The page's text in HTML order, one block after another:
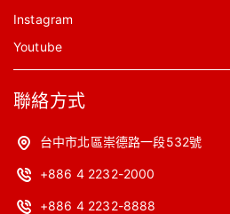
Instagram
Youtube
聯絡方式
台中市北區崇德路一段532號
+886 4 2232-2000
+886 4 2232-8888